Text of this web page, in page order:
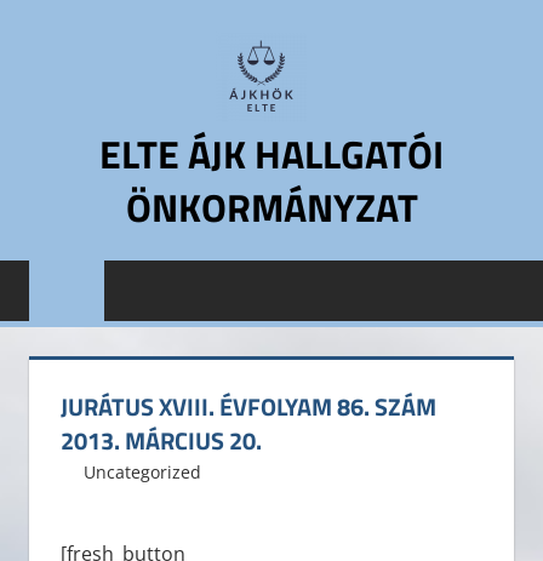
ELTE ÁJK HALLGATÓI
ÖNKORMÁNYZAT
Jogtudományi
Hallgatói
Önkormányzat
JURÁTUS XVIII. ÉVFOLYAM 86. SZÁM
2013. MÁRCIUS 20.
2013. március 20.
ELTE ÁJK HÖK
Uncategorized
[fresh_button